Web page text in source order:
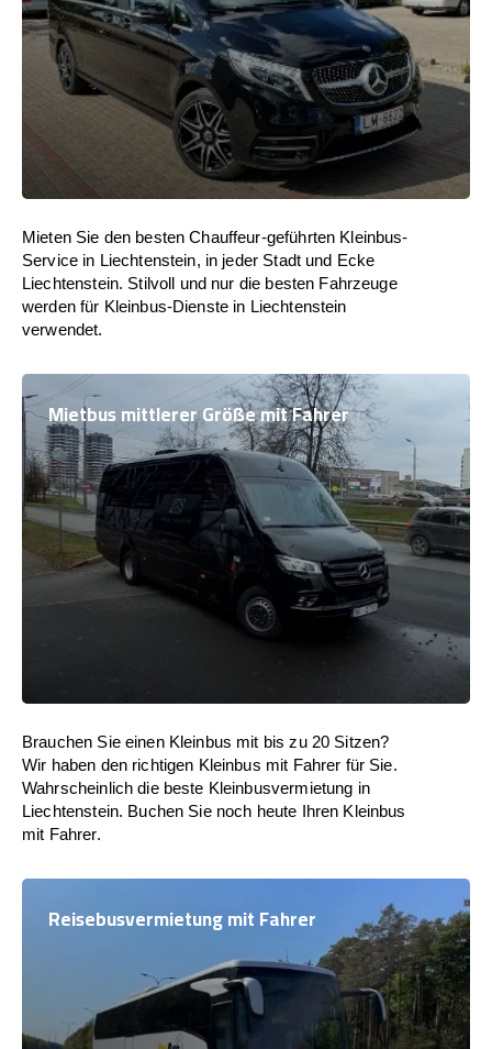
Mieten Sie den besten Chauffeur-geführten Kleinbus-
Service in Liechtenstein, in jeder Stadt und Ecke
Liechtenstein. Stilvoll und nur die besten Fahrzeuge
werden für Kleinbus-Dienste in Liechtenstein
verwendet.
Mietbus mittlerer Größe mit Fahrer
Brauchen Sie einen Kleinbus mit bis zu 20 Sitzen?
Wir haben den richtigen Kleinbus mit Fahrer für Sie.
Wahrscheinlich die beste Kleinbusvermietung in
Liechtenstein. Buchen Sie noch heute Ihren Kleinbus
mit Fahrer.
Reisebusvermietung mit Fahrer